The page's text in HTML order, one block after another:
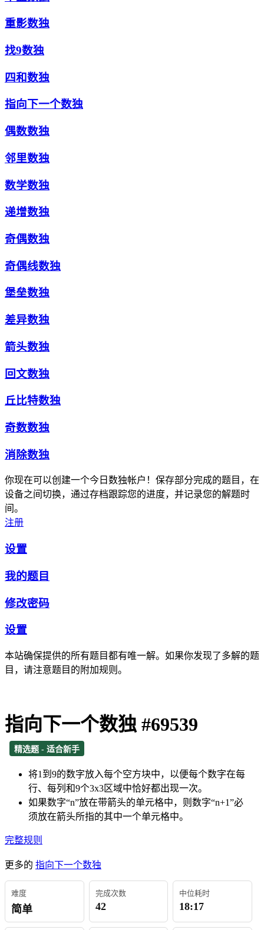
重影数独
找9数独
四和数独
指向下一个数独
偶数数独
邻里数独
数学数独
递增数独
奇偶数独
奇偶线数独
堡垒数独
差异数独
箭头数独
回文数独
丘比特数独
奇数数独
消除数独
你现在可以创建一个今日数独帐户！保存部分完成的题目，在
设备之间切换，通过存档跟踪您的进度，并记录您的解题时
间。
注册
设置
我的题目
修改密码
设置
本站确保提供的所有题目都有唯一解。如果你发现了多解的题
目，请注意题目的附加规则。
指向下一个数独 #69539
精选题 - 适合新手
将1到9的数字放入每个空方块中，以便每个数字在每
行、每列和9个3x3区域中恰好都出现一次。
如果数字“n”放在带箭头的单元格中，则数字“n+1”必
须放在箭头所指的其中一个单元格中。
完整规则
更多的 指向下一个数独
难度
简单
完成次数
42
中位耗时
18:17